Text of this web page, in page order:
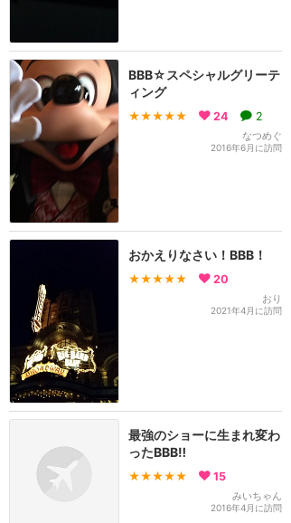
BBB☆スペシャルグリーテ
ィング
★★★★★ 24 2
なつめぐ
2016年6月に訪問
おかえりなさい！BBB！
★★★★★ 20
おり
2021年4月に訪問
最強のショーに生まれ変わ
ったBBB‼︎
★★★★★ 15
みいちゃん
2016年4月に訪問